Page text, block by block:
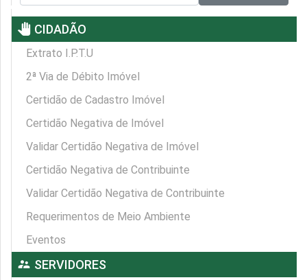
pan_tool CIDADÃO
Extrato I.P.T.U
2ª Via de Débito Imóvel
Certidão de Cadastro Imóvel
Certidão Negativa de Imóvel
Validar Certidão Negativa de Imóvel
Certidão Negativa de Contribuinte
Validar Certidão Negativa de Contribuinte
Requerimentos de Meio Ambiente
Eventos
supervisor_account SERVIDORES